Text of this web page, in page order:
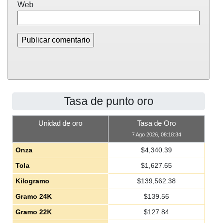
Web
Tasa de punto oro
Unidad de oro Tasa de Oro
7 Ago 2026, 08:18:34
Onza $4,340.39
Tola
$1,627.65
Kilogramo
$139,562.38
Gramo 24K
$139.56
Gramo 22K
$127.84